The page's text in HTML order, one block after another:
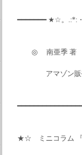
━━━━━━━ ★☆。
◎ 南亜季 著 『
アマゾン販売ペ
★☆ ミニコラム